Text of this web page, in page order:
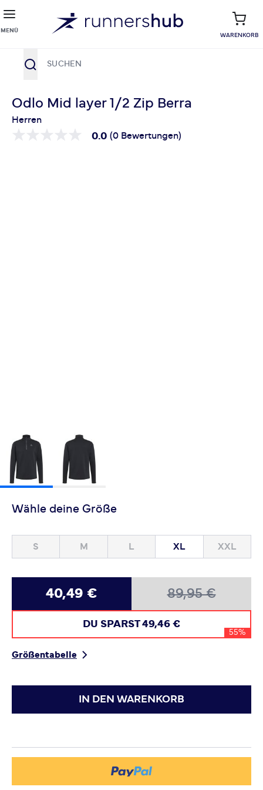
MENÜ
WARENKORB
Odlo Mid layer 1/2 Zip Berra
Herren
0.0 (0 Bewertungen)
Wähle deine Größe
S M L XL XXL
40,49 € 89,95 €
DU SPARST 49,46 €
55%
Größentabelle
IN DEN WARENKORB